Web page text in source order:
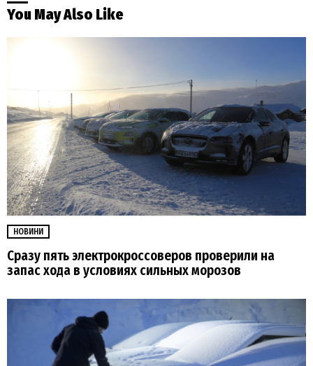
You May Also Like
НОВИНИ
Сразу пять электрокроссоверов проверили на
запас хода в условиях сильных морозов